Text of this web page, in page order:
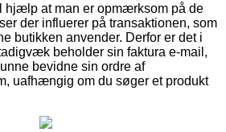
hjælp at man er opmærksom på de
der influerer på transaktionen, som
butikken anvender. Derfor er det i
beholder sin faktura e-mail,
bevidne sin ordre af
uafhængig om du søger et produkt